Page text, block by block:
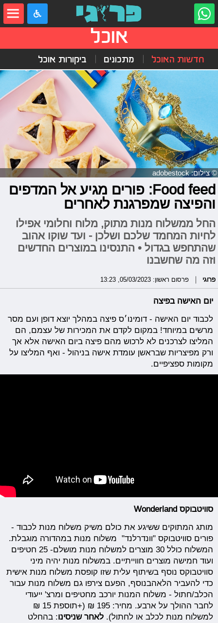
אוכל
חדשות האוכל מתכונים ביקורות אוכל
© צילום: adobestock
Food feed: פורים מגיע אל המדפים
והפיצה שמפרגנת לאחרים
החל ממשלוח מנות מתוק, מלוח וחלומי אפילו
לחיות המחמד שלכם ושלכן - ועד שוקו אהוב
שהתחפש בגדול • התנסינו במוצרים החדשים
וזה מה שחשבנו
פרוגי פרסום ראשון: 05/03/2023, 13:23
יום האישה בפיצה
לכבוד יום האישה - דומינו׳ס פיצה במהלך יוצא דופן ועם מסר
מרשים במיוחד! במקום לקדם את המכירות של עצמם, הם
המליצו לצרכנים לא לרכוש מהם פיצה ביום האישה אלא אך
ורק מפיצריות שבראשן עומדת אישה בניהול - ואף המליצו על
מקומות ספציפיים.
סוויטבוקס Wonderland
- מותג המתוקים ששיגע את כולם משיק משלוח מנות לכבוד
פורים סוויטבוקס "וונדרלנד" משלוח מנות במהדורה מוגבלת.
המשלוח כולל 30 מוצרים למשלוח מנות מושלם- 25 חטיפים
ועוד חמישה מוצרים חווייתיים. במשלוח מנות יהיה מיני
סוויטבוקס נוסף בשיתוף עלית שזו קופסת משלוח מנות אישית
כדי להעביר הלאהבנוסף, הפעם צירפו גם משלוח מנות עבור
הכלב/חתול - משלוח המנות יורכב מחטיפים ומרצ' ייעודי
לחבר ההולך על ארבע. מחיר: 195 ₪ (+תוספת 15 ₪
למשלוח מנות לכלב או לחתול).לאחר שניסינו: בהחלט